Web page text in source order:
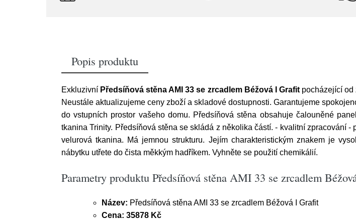
Popis produktu
Exkluzivní Předsíňová stěna AMI 33 se zrcadlem Béžová I Grafitpocházející od
Neustále aktualizujeme ceny zboží a skladové dostupnosti. Garantujeme
do vstupních prostor vašeho domu. Předsíňová stěna obsahuje čalouněné
tkanina Trinity. Předsíňová stěna se skládá z několika částí. - kvalitní zpracování
velurová tkanina. Má jemnou strukturu. Jejím charakteristickým znakem je
nábytku utřete do čista měkkým hadříkem. Vyhněte se použití chemikálií.
Parametry produktu Předsíňová stěna AMI 33 se zrcadlem
Název: Předsíňová stěna AMI 33 se zrcadlem Béžová I Grafit
Cena: 35878 Kč